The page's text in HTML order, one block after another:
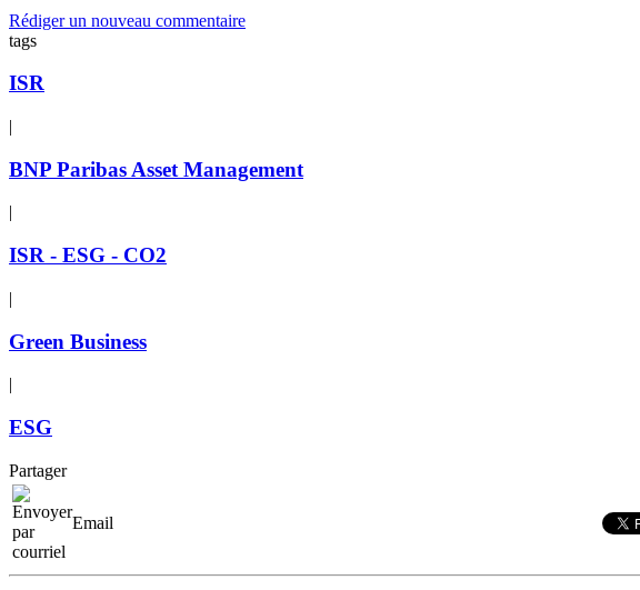
Rédiger un nouveau commentaire
tags
ISR
|
BNP Paribas Asset Management
|
ISR - ESG - CO2
|
Green Business
|
ESG
Partager
Email